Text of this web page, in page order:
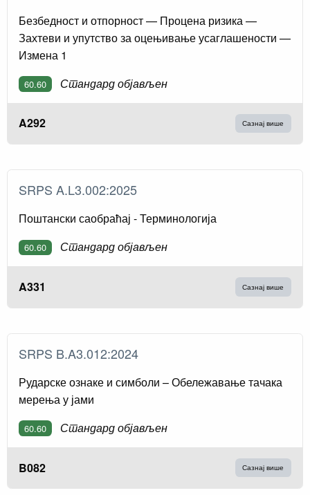
Безбедност и отпорност — Процена ризика —
Захтеви и упутство за оцењивање усаглашености —
Измена 1
60.60 Стандард објављен
A292 Сазнај више
SRPS A.L3.002:2025
Поштански саобраћај - Терминологија
60.60 Стандард објављен
A331 Сазнај више
SRPS B.A3.012:2024
Рударске ознаке и симболи – Обележавање тачака
мерења у јами
60.60 Стандард објављен
B082 Сазнај више